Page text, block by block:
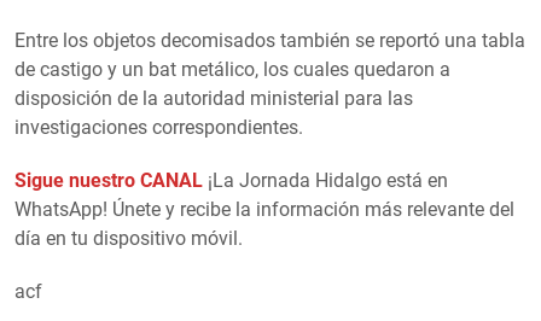
Entre los objetos decomisados también se reportó una tabla
de castigo y un bat metálico, los cuales quedaron a
disposición de la autoridad ministerial para las
investigaciones correspondientes.
Sigue nuestro CANAL ¡La Jornada Hidalgo está en
WhatsApp! Únete y recibe la información más relevante del
día en tu dispositivo móvil.
acf